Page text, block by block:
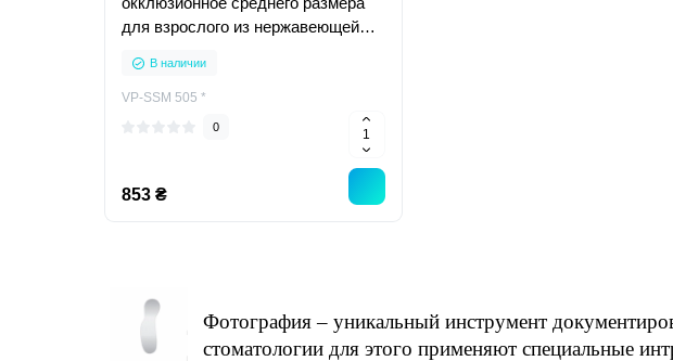
для взрослого из нержавеющей
В наличии
VP-SSM 505 *
0
853 ₴
Фотография – уникальный инструмент
стоматологии для этого применяют специальные